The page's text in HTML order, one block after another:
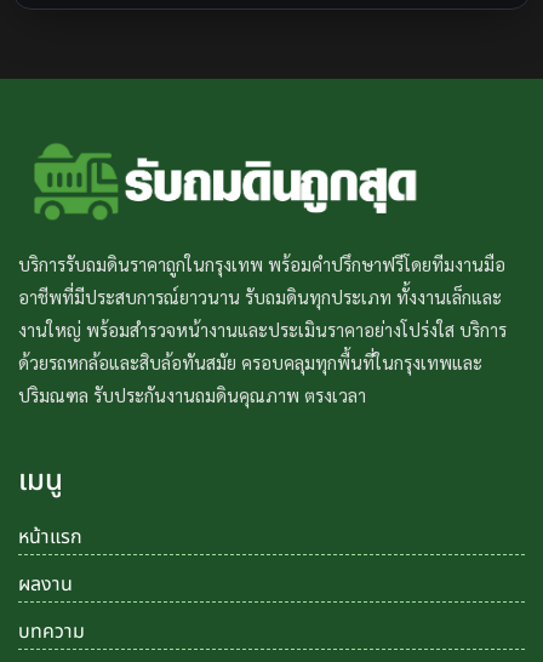
บริการรับถมดินราคาถูกในกรุงเทพ พร้อมคำปรึกษาฟรีโดยทีมงานมือ
อาชีพที่มีประสบการณ์ยาวนาน รับถมดินทุกประเภท ทั้งงานเล็กและ
งานใหญ่ พร้อมสำรวจหน้างานและประเมินราคาอย่างโปร่งใส บริการ
ด้วยรถหกล้อและสิบล้อทันสมัย ครอบคลุมทุกพื้นที่ในกรุงเทพและ
ปริมณฑล รับประกันงานถมดินคุณภาพ ตรงเวลา
เมนู
หน้าแรก
ผลงาน
บทความ